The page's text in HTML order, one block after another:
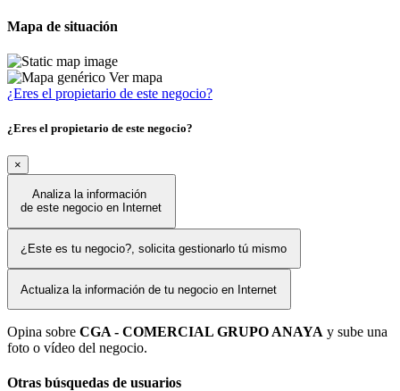
Mapa de situación
Ver mapa
¿Eres el propietario de este negocio?
¿Eres el propietario de este negocio?
×
Analiza la información
de este negocio en Internet
¿Este es tu negocio?, solicita gestionarlo tú mismo
Actualiza la información de tu negocio en Internet
Opina sobre CGA - COMERCIAL GRUPO ANAYA y sube una
foto o vídeo del negocio.
Otras búsquedas de usuarios